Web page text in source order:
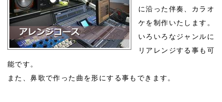
に沿った伴奏、カラオ
ケを制作いたします。
いろいろなジャンルに
リアレンジする事も可
能です。
また、鼻歌で作った曲を形にする事もできます。